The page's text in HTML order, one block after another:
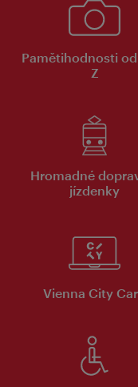
Pamětihodnosti
Z
Hromadné
jízdenky
Vienna City